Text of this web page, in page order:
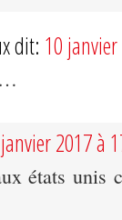
dit: 10
2017 à
états unis